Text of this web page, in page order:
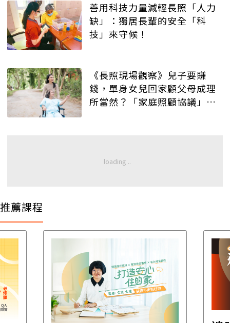
善用科技力量減輕長照「人力
缺」：獨居長輩的安全「科
技」來守候！
《長照現場觀察》兒子要賺
錢，單身女兒回家顧父母成理
所當然？「家庭照顧協議」協
推薦課程